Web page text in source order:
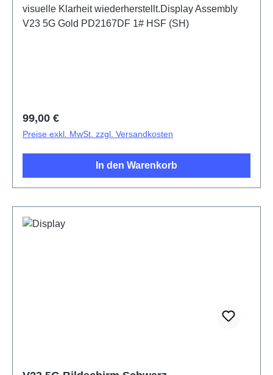
visuelle Klarheit wiederherstellt.Display Assembly
V23 5G Gold PD2167DF 1# HSF (SH)
Regulärer Preis:
99,00 €
Preise exkl. MwSt. zzgl. Versandkosten
In den Warenkorb